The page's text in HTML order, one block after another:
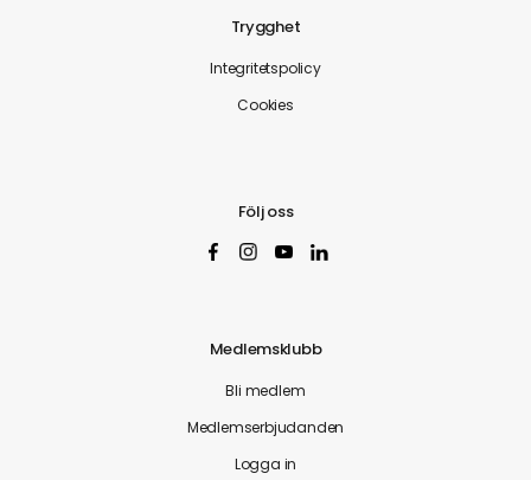
Trygghet
Integritetspolicy
Cookies
Följ oss
Medlemsklubb
Bli medlem
Medlemserbjudanden
Logga in